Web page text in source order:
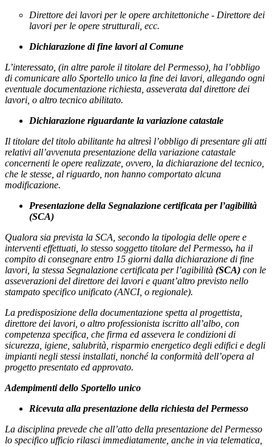
Direttore dei lavori per le opere architettoniche - Direttore dei
lavori per le opere strutturali, ecc.
Dichiarazione di fine lavori al Comune
L’interessato, (in altre parole il titolare del Permesso), ha l’obbligo
di comunicare allo Sportello unico la fine dei lavori, allegando ogni
eventuale documentazione richiesta, asseverata dal direttore dei
lavori, o altro tecnico abilitato.
Dichiarazione riguardante la variazione catastale
Il titolare del titolo abilitante ha altresì l’obbligo di presentare gli atti
relativi all’avvenuta presentazione della variazione catastale
concernenti le opere realizzate, ovvero, la dichiarazione del tecnico,
che le stesse, al riguardo, non hanno comportato alcuna
modificazione.
Presentazione della Segnalazione certificata per l’agibilità
(SCA)
Qualora sia prevista la SCA, secondo la tipologia delle opere e
interventi effettuati, lo stesso soggetto titolare del Permesso, ha il
compito di consegnare entro 15 giorni dalla dichiarazione di fine
lavori, la stessa Segnalazione certificata per l’agibilità (SCA) con le
asseverazioni del direttore dei lavori e quant’altro previsto nello
stampato specifico unificato (ANCI, o regionale).
La predisposizione della documentazione spetta al progettista,
direttore dei lavori, o altro professionista iscritto all’albo, con
competenza specifica, che firma ed assevera le condizioni di
sicurezza , igiene, salubrità, risparmio energetico degli edifici e degli
impianti negli stessi installati, nonché la conformità dell’opera al
progetto presentato ed approvato.
Adempimenti dello Sportello unico
Ricevuta alla presentazione della richiesta del Permesso
La disciplina prevede che all’atto della presentazione del Permesso
lo specifico ufficio rilasci immediatamente, anche in via telematica,